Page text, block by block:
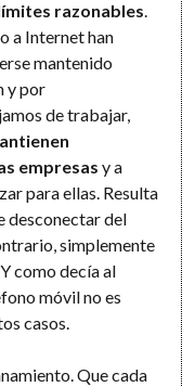
razonables.
a Internet han
mantenido
y por
de trabajar,
empresas y a
para ellas. Resulta
desconectar del
simplemente
como decía al
móvil no es
casos.
Que cada